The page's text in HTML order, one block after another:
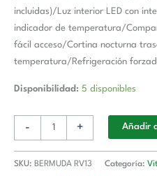
incluidas)/Luz interior LED con
indicador de temperatura/
fácil acceso/Cortina nocturna
temperatura/Refrigeración
Disponibilidad: 5 disponibles
- + Añadir
SKU: BERMUDA RV13 Categoría: